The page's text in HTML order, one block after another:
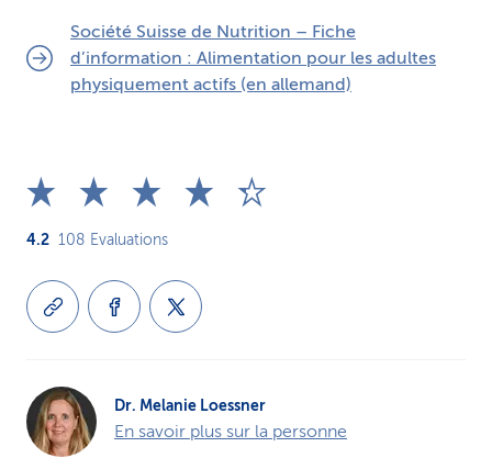
Société Suisse de Nutrition – Fiche
d’information : Alimentation pour les adultes
physiquement actifs (en allemand)
4.2 108 Evaluations
Dr. Melanie Loessner
En savoir plus sur la personne